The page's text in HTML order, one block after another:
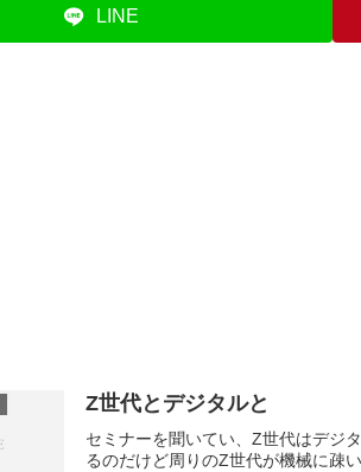
LINE
Z世代とデジタルと
セミナーを聞いてい、Z世代はデジ
るのだけど周りのZ世代が機械に疎